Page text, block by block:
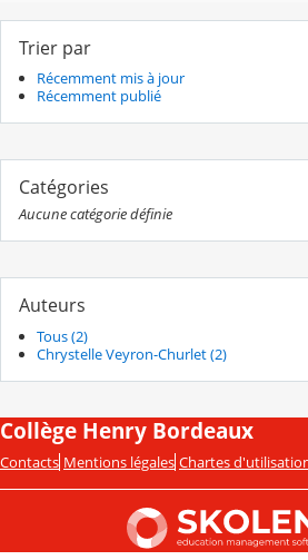
Trier par
Récemment mis à jour
Récemment publié
Catégories
Aucune catégorie définie
Auteurs
Tous (2)
Chrystelle Veyron-Churlet (2)
Collège Henry Bordeaux
Contacts Mentions légales Chartes